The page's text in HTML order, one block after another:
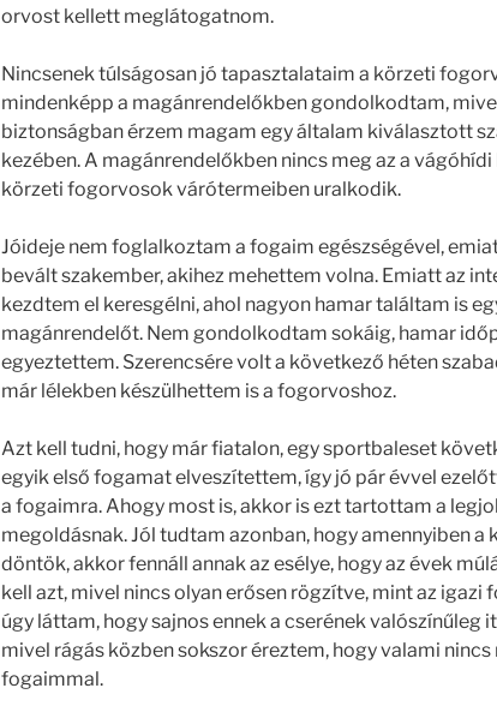
orvost kellett meglátogatnom.
Nincsenek túlságosan jó tapasztalataim a körzeti
mindenképp a magánrendelőkben gondolkodtam,
biztonságban érzem magam egy általam kiválasztott
kezében. A magánrendelőkben nincs meg az a vágóhídi
körzeti fogorvosok várótermeiben uralkodik.
Jóideje nem foglalkoztam a fogaim egészségével,
bevált szakember, akihez mehettem volna. Emiatt az
kezdtem el keresgélni, ahol nagyon hamar találtam is
magánrendelőt. Nem gondolkodtam sokáig, hamar
egyeztettem. Szerencsére volt a következő héten
már lélekben készülhettem is a fogorvoshoz.
Azt kell tudni, hogy már fiatalon, egy sportbaleset
egyik első fogamat elveszítettem, így jó pár évvel
a fogaimra. Ahogy most is, akkor is ezt tartottam a
megoldásnak. Jól tudtam azonban, hogy amennyiben a
döntök, akkor fennáll annak az esélye, hogy az évek
kell azt, mivel nincs olyan erősen rögzítve, mint az igazi
úgy láttam, hogy sajnos ennek a cserének valószínűleg
mivel rágás közben sokszor éreztem, hogy valami nincs
fogaimmal.